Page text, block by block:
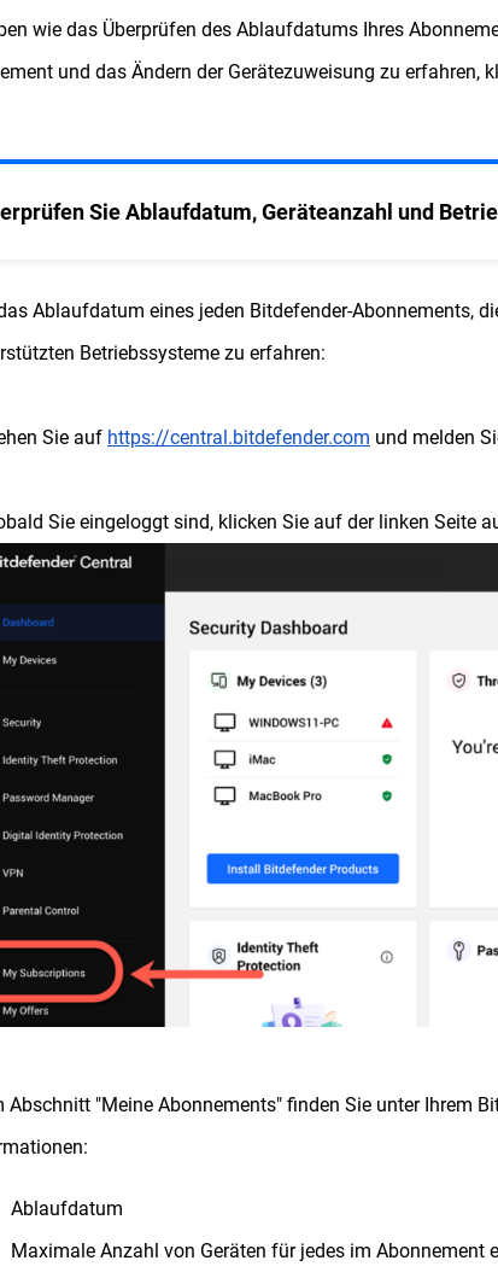
wie das Überprüfen des Ablaufdatums Ihres
und das Ändern der Gerätezuweisung zu
Sie Ablaufdatum, Geräteanzahl und
Ablaufdatum eines jeden Bitdefender-Abonnements,
Betriebssysteme zu erfahren:
Sie auf https://central.bitdefender.com und melden
Sie eingeloggt sind, klicken Sie auf der linken Seite
Abschnitt "Meine Abonnements" finden Sie unter Ihrem
Ablaufdatum
Maximale Anzahl von Geräten für jedes im Abonnement